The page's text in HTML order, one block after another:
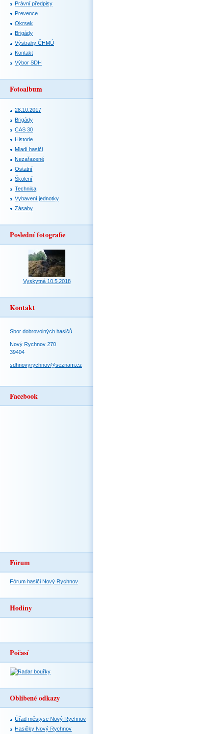
Právní předpisy
Prevence
Okrsek
Brigády
Výstrahy ČHMÚ
Kontakt
Výbor SDH
Fotoalbum
28.10.2017
Brigády
CAS 30
Historie
Mladí hasiči
Nezařazené
Ostatní
Školení
Technika
Vybavení jednotky
Zásahy
Poslední fotografie
Vyskytná 10.5.2018
Kontakt
Sbor dobrovolných hasičů
Nový Rychnov 270
39404
sdhnovyrychnov@seznam.cz
Facebook
Fórum
Fórum hasiči Nový Rychnov
Hodiny
Počasí
Oblíbené odkazy
Úřad městyse Nový Rychnov
Hasičky Nový Rychnov